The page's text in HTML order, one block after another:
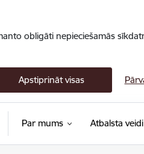
obligāti nepieciešamās
Apstiprināt visas
Par mums Atbalsta veidi